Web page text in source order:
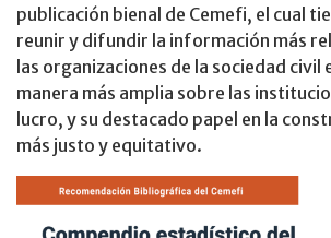
publicación bienal de Cemefi, el cual
reunir y difundir la información más
las organizaciones de la sociedad civil
manera más amplia sobre las
lucro, y su destacado papel en la
más justo y equitativo.